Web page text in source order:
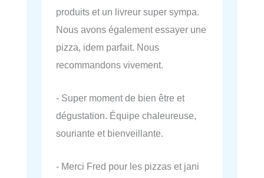
produits et un livreur super sympa.
Nous avons également essayer une
pizza, idem parfait. Nous
recommandons vivement.
- Super moment de bien être et
dégustation. Équipe chaleureuse,
souriante et bienveillante.
- Merci Fred pour les pizzas et jani